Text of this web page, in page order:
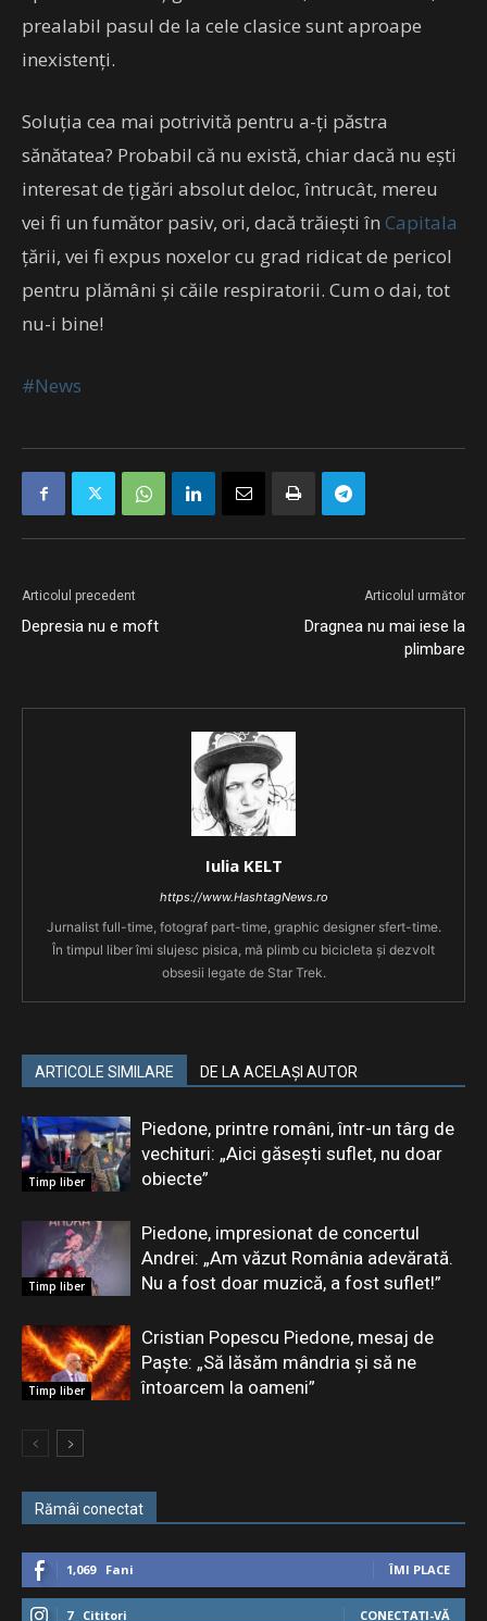
prealabil pasul de la cele clasice sunt aproape
inexistenți.
Soluția cea mai potrivită pentru a-ți păstra
sănătatea? Probabil că nu există, chiar dacă nu ești
interesat de țigări absolut deloc, întrucât, mereu
vei fi un fumător pasiv, ori, dacă trăiești în Capitala
țării, vei fi expus noxelor cu grad ridicat de pericol
pentru plămâni și căile respiratorii. Cum o dai, tot
nu-i bine!
#News
Articolul precedent
Depresia nu e moft
Articolul următor
Dragnea nu mai iese la
plimbare
Iulia KELT
https://www.HashtagNews.ro
Jurnalist full-time, fotograf part-time, graphic designer sfert-time.
În timpul liber îmi slujesc pisica, mă plimb cu bicicleta și dezvolt
obsesii legate de Star Trek.
ARTICOLE SIMILARE DE LA ACELAȘI AUTOR
Timp liber
Piedone, printre români, într-un târg de
vechituri: „Aici găsești suflet, nu doar
obiecte”
Timp liber
Piedone, impresionat de concertul
Andrei: „Am văzut România adevărată.
Nu a fost doar muzică, a fost suflet!”
Timp liber
Cristian Popescu Piedone, mesaj de
Paște: „Să lăsăm mândria și să ne
întoarcem la oameni”
Rămâi conectat
1,069 Fani ÎMI PLACE
7 Cititori CONECTAȚI-VĂ